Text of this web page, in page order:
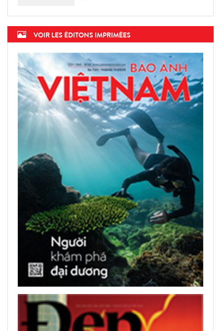
VOIR LES ÉDITONS IMPRIMÉES